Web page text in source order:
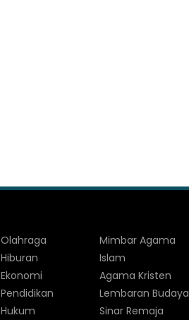
Olahraga
Hiburan
Ekonomi
Pendidikan
Hukum
Mimbar Agama
Islam
Agama Kristen
Lembaran Budaya
Sinar Remaja